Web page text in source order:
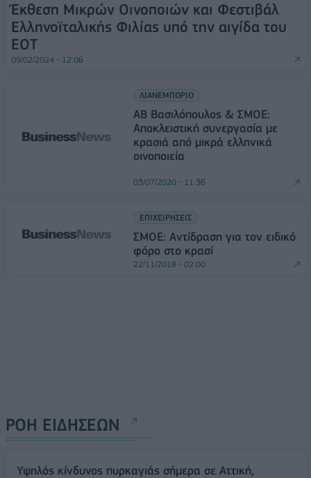
Έκθεση Μικρών Οινοποιών και Φεστιβάλ
Ελληνοϊταλικής Φιλίας υπό την αιγίδα του
ΕΟΤ
09/02/2024 - 12:06
ΛΙΑΝΕΜΠΟΡΙΟ
ΑΒ Βασιλόπουλος & ΣΜΟΕ:
Αποκλειστική συνεργασία με
κρασιά από μικρά ελληνικά
οινοποιεία
03/07/2020 - 11:36
ΕΠΙΧΕΙΡΗΣΕΙΣ
ΣΜΟΕ: Αντίδραση για τον ειδικό
φόρο στο κρασί
22/11/2018 - 02:00
ΡΟΗ ΕΙΔΗΣΕΩΝ
Υψηλός κίνδυνος πυρκαγιάς σήμερα σε Αττική,